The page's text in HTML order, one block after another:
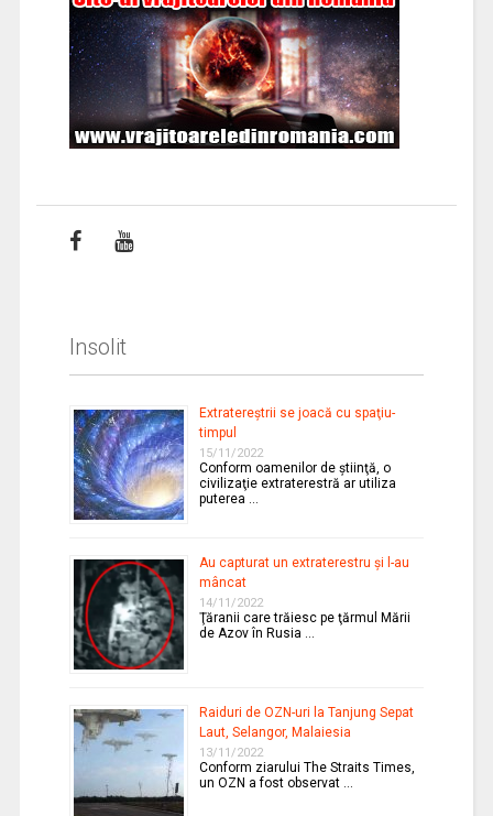
Insolit
Extratereştrii se joacă cu spaţiu-
timpul
15/11/2022
Conform oamenilor de ştiinţă, o
civilizaţie extraterestră ar utiliza
puterea …
Au capturat un extraterestru şi l-au
mâncat
14/11/2022
Ţăranii care trăiesc pe ţărmul Mării
de Azov în Rusia …
Raiduri de OZN-uri la Tanjung Sepat
Laut, Selangor, Malaiesia
13/11/2022
Conform ziarului The Straits Times,
un OZN a fost observat …